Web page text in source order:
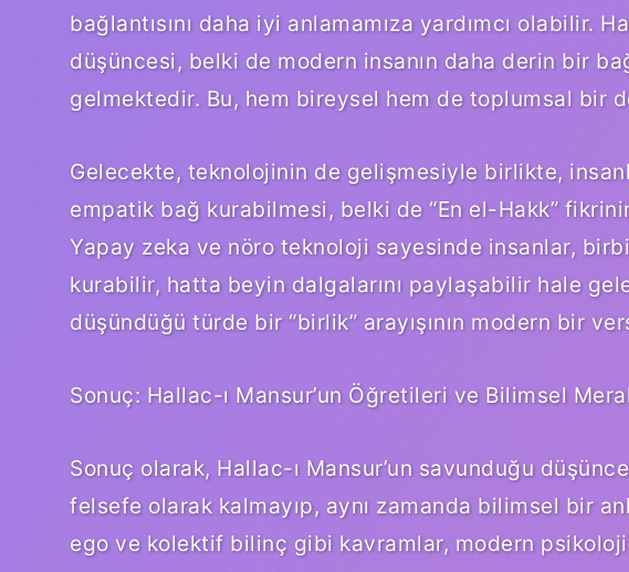
bağlantısını daha iyi anlamamıza yardımcı olabilir.
düşüncesi, belki de modern insanın daha derin bir
gelmektedir. Bu, hem bireysel hem de toplumsal bir
Gelecekte, teknolojinin de gelişmesiyle birlikte,
empatik bağ kurabilmesi, belki de “En el-Hakk”
Yapay zeka ve nöro teknoloji sayesinde insanlar,
kurabilir, hatta beyin dalgalarını paylaşabilir hale
düşündüğü türde bir “birlik” arayışının modern bir
Sonuç: Hallac-ı Mansur’un Öğretileri ve Bilimsel
Sonuç olarak, Hallac-ı Mansur’un savunduğu
felsefe olarak kalmayıp, aynı zamanda bilimsel bir
ego ve kolektif bilinç gibi kavramlar, modern